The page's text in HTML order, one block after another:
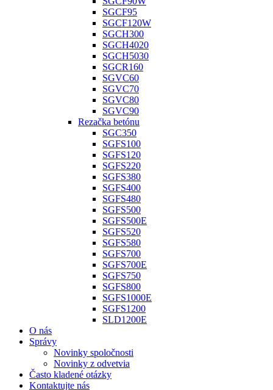
SGCF95
SGCF120W
SGCH300
SGCH4020
SGCH5030
SGCR160
SGVC60
SGVC70
SGVC80
SGVC90
Rezačka betónu
SGC350
SGFS100
SGFS120
SGFS220
SGFS380
SGFS400
SGFS480
SGFS500
SGFS500E
SGFS520
SGFS580
SGFS700
SGFS700E
SGFS750
SGFS800
SGFS1000E
SGFS1200
SLD1200E
O nás
Správy
Novinky spoločnosti
Novinky z odvetvia
Často kladené otázky
Kontaktujte nás